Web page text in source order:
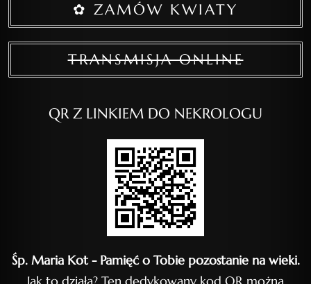
✿ ZAMÓW KWIATY
TRANSMISJA ONLINE
QR Z LINKIEM DO NEKROLOGU
Śp. Maria Kot - Pamięć o Tobie pozostanie na wieki.